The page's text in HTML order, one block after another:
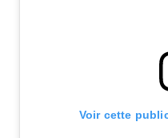
Voir cette